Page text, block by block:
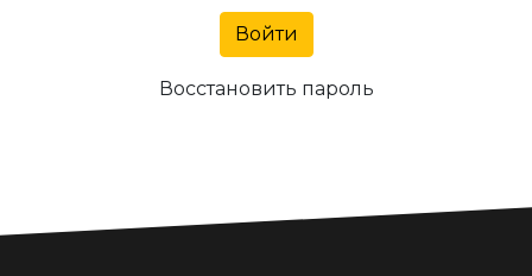
Войти
Восстановить пароль